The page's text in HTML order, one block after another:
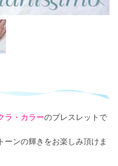
ラ・カラーのブレスレットで
ーンの輝きをお楽しみ頂けま